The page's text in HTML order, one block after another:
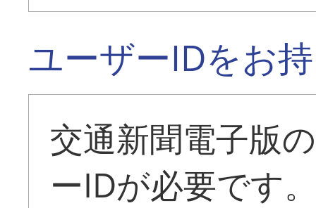
ユーザーIDをお
交通新聞電子版
ーIDが必要です